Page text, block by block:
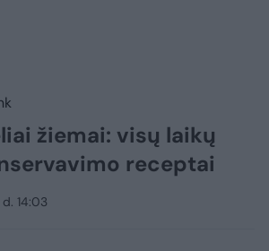
žiemai: visų laikų
receptai
14:03